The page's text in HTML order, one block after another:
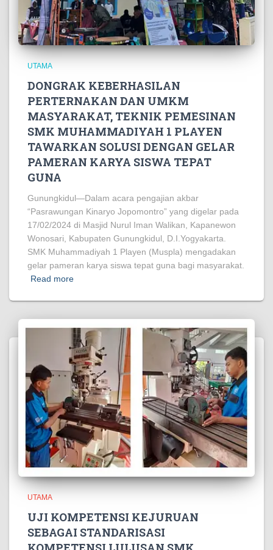
UTAMA
DONGRAK KEBERHASILAN
PERTERNAKAN DAN UMKM
MASYARAKAT, TEKNIK PEMESINAN
SMK MUHAMMADIYAH 1 PLAYEN
TAWARKAN SOLUSI DENGAN GELAR
PAMERAN KARYA SISWA TEPAT
GUNA
Gunungkidul—Dalam acara pengajian akbar
“Pasrawungan Kinaryo Jopomontro” yang digelar pada
17/02/2024 di Masjid Nurul Iman Walikan, Kapanewon
Wonosari, Kabupaten Gunungkidul, D.I.Yogyakarta.
SMK Muhammadiyah 1 Playen (Muspla) mengadakan
gelar pameran karya siswa tepat guna bagi masyarakat.
Read more
UTAMA
UJI KOMPETENSI KEJURUAN
SEBAGAI STANDARISASI